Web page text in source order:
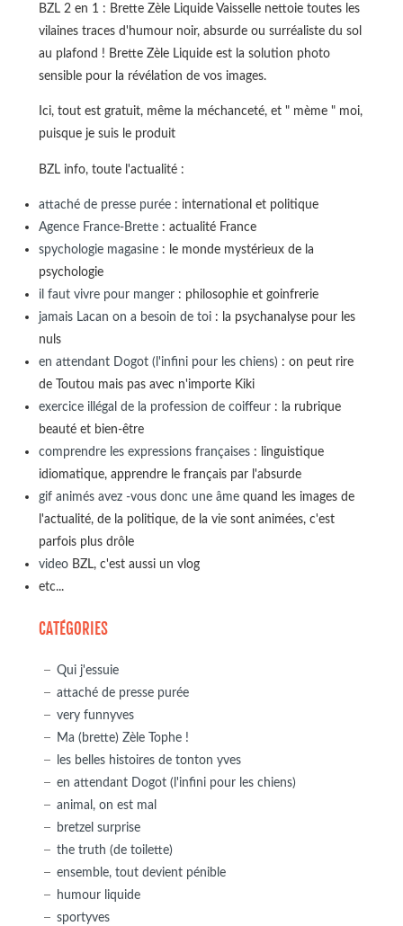
BZL 2 en 1 : Brette Zèle Liquide Vaisselle nettoie toutes les
vilaines traces d'humour noir, absurde ou surréaliste du sol
au plafond ! Brette Zèle Liquide est la solution photo
sensible pour la révélation de vos images.
Ici, tout est gratuit, même la méchanceté, et " mème " moi,
puisque je suis le produit
BZL info, toute l'actualité :
attaché de presse purée: international et politique
Agence France-Brette: actualité France
spychologie magasine: le monde mystérieux de la
psychologie
il faut vivre pour manger: philosophie et goinfrerie
jamais Lacan on a besoin de toi: la psychanalyse pour les
nuls
en attendant Dogot (l'infini pour les chiens): on peut rire
de Toutou mais pas avec n'importe Kiki
exercice illégal de la profession de coiffeur: la rubrique
beauté et bien-être
comprendre les expressions françaises: linguistique
idiomatique, apprendre le français par l'absurde
gif animés avez -vous donc une âmequand les images de
l'actualité, de la politique, de la vie sont animées, c'est
parfois plus drôle
videoBZL, c'est aussi un vlog
etc...
CATÉGORIES
Qui j'essuie
attaché de presse purée
very funnyves
Ma (brette) Zèle Tophe !
les belles histoires de tonton yves
en attendant Dogot (l'infini pour les chiens)
animal, on est mal
bretzel surprise
the truth (de toilette)
ensemble, tout devient pénible
humour liquide
sportyves